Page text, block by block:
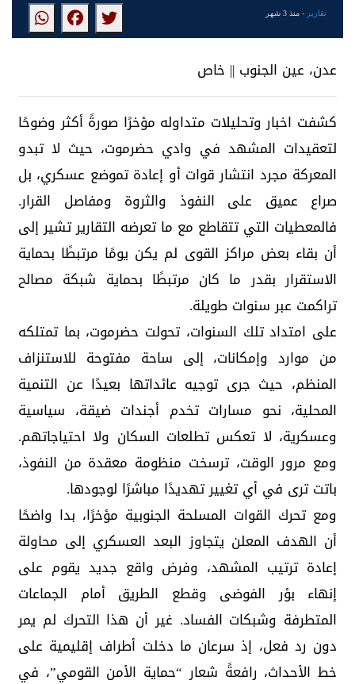
تقارير - منذ 3 شهر
عدن، عين الجنوب || خاص
كشفت اخبار وتحليلات متداوله مؤخرًا صورةً أكثر وضوحًا
لتعقيدات المشهد في وادي حضرموت، حيث لا تبدو
المعركة مجرد انتشار قوات أو إعادة تموضع عسكري، بل
صراع عميق على النفوذ والثروة ومفاصل القرار.
فالمعطيات التي تتقاطع مع ما تعرضه التقارير تشير إلى
أن بقاء بعض مراكز القوى لم يكن يومًا مرتبطًا بحماية
الاستقرار بقدر ما كان مرتبطًا بحماية شبكة مصالح
تراكمت عبر سنوات طويلة.
على امتداد تلك السنوات، تحولت حضرموت، بما تمتلكه
من موارد وإمكانات، إلى ساحة مفتوحة للاستنزاف
المنظم، حيث جرى توجيه عائداتها بعيدًا عن التنمية
المحلية، نحو مسارات تخدم أجندات ضيقة، سياسية
وعسكرية، لا تعكس تطلعات السكان ولا احتياجاتهم.
ومع مرور الوقت، ترسخت منظومة معقدة من النفوذ،
باتت ترى في أي تغيير تهديدًا مباشرًا لوجودها.
ومع تحرك القوات المسلحة الجنوبية مؤخرًا، بدا واضحًا
أن الهدف المعلن يتجاوز البعد العسكري إلى محاولة
إعادة ترتيب المشهد، وفرض واقع جديد يقوم على
إنهاء بؤر الفوضى وقطع الطريق أمام الجماعات
المتطرفة وشبكات الفساد. غير أن هذا التحرك لم يمر
دون رد فعل، إذ سرعان ما دخلت أطراف إقليمية على
خط الأحداث، رافعةً شعار “حماية الأمن القومي”، في